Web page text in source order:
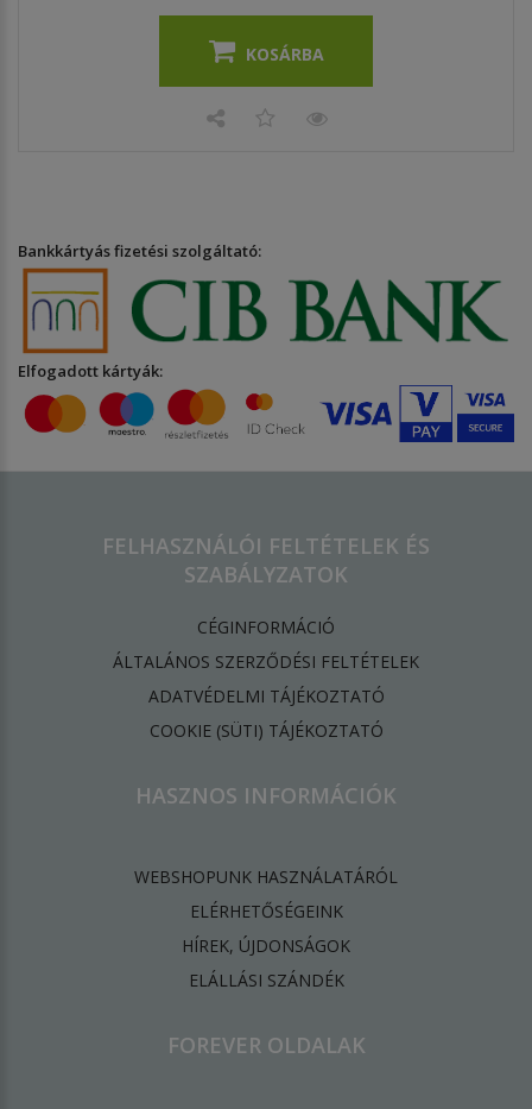
KOSÁRBA
Bankkártyás fizetési szolgáltató:
Elfogadott kártyák:
FELHASZNÁLÓI FELTÉTELEK ÉS
SZABÁLYZATOK
CÉGINFORMÁCIÓ
ÁLTALÁNOS SZERZŐDÉSI FELTÉTELEK
ADATVÉDELMI TÁJÉKOZTATÓ
​COOKIE (SÜTI) TÁJÉKOZTATÓ
HASZNOS INFORMÁCIÓK
WEBSHOPUNK HASZNÁLATÁRÓL
ELÉRHETŐSÉGEINK
HÍREK, ÚJDONSÁGOK
ELÁLLÁSI SZÁNDÉK
FOREVER OLDALAK